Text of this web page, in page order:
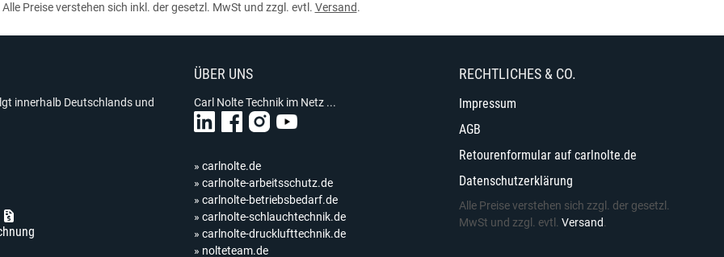
Alle Preise verstehen sich inkl. der gesetzl. MwSt und zzgl. evtl. Versand.
innerhalb Deutschlands und
ÜBER UNS
Carl Nolte Technik im Netz ...
» carlnolte.de
» carlnolte-arbeitsschutz.de
» carlnolte-betriebsbedarf.de
» carlnolte-schlauchtechnik.de
» carlnolte-drucklufttechnik.de
» nolteteam.de
RECHTLICHES & CO.
Impressum
AGB
Retourenformular auf carlnolte.de
Datenschutzerklärung
Alle Preise verstehen sich zzgl. der gesetzl.
MwSt und zzgl. evtl. Versand